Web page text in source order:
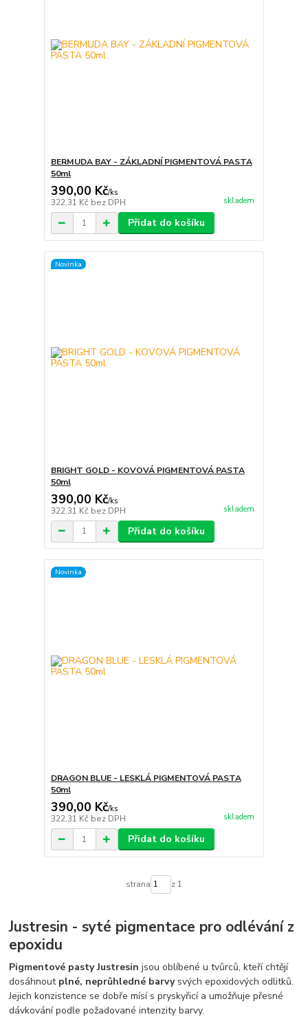
BERMUDA BAY - ZÁKLADNÍ PIGMENTOVÁ PASTA
50ml
390,00 Kč/ks
322,31 Kč bez DPH skladem
Přidat do košíku
Novinka
BRIGHT GOLD - KOVOVÁ PIGMENTOVÁ PASTA
50ml
390,00 Kč/ks
322,31 Kč bez DPH skladem
Přidat do košíku
Novinka
DRAGON BLUE - LESKLÁ PIGMENTOVÁ PASTA
50ml
390,00 Kč/ks
322,31 Kč bez DPH skladem
Přidat do košíku
strana z 1
Justresin - syté pigmentace pro odlévání z
epoxidu
Pigmentové pasty Justresin jsou oblíbené u tvůrců, kteří chtějí
dosáhnout plné, neprůhledné barvysvých epoxidových odlitků.
Jejich konzistence se dobře mísí s pryskyřicí a umožňuje přesné
dávkování podle požadované intenzity barvy.